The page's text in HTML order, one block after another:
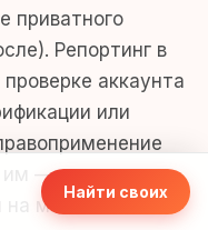
приватного
Репортинг в
аккаунта
или
им — часть того,
масштабе.
Найти своих